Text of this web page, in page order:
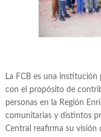
La FCB es una
con el propósito de
personas en la Región
comunitarias y distintos
Central reafirma su visión